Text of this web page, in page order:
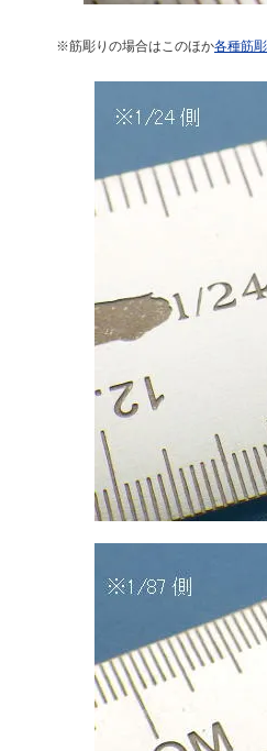
※筋彫りの場合はこのほか各種筋